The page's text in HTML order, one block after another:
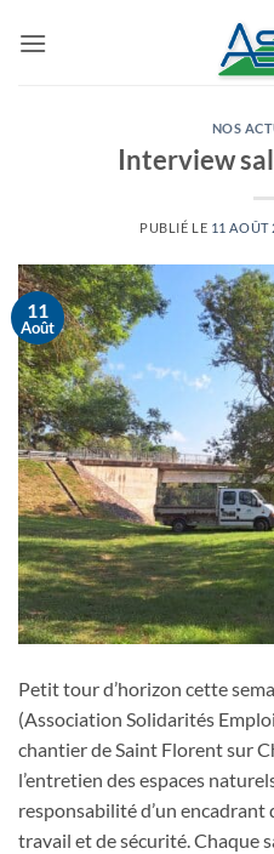
NOS
Interview
PUBLIÉ LE 11 AOÛT
11
Août
Petit tour d’horizon cette
(Association Solidarités
chantier de Saint Florent sur
l’entretien des espaces
responsabilité d’un encadrant
travail et de sécurité. Chaque